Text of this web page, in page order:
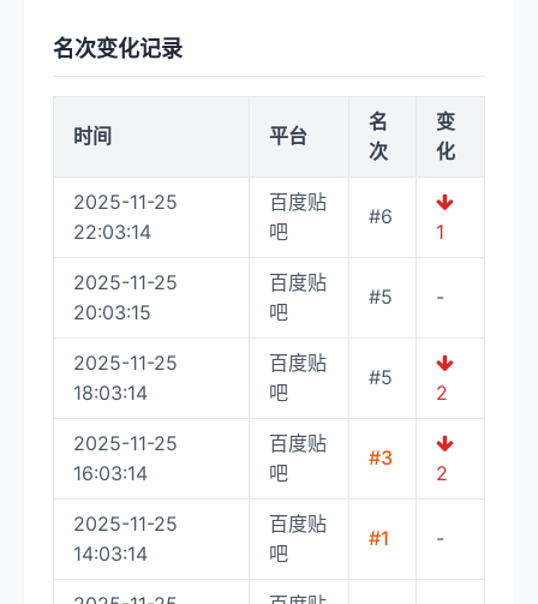
名次变化记录
时间 平台
名
次
变
化
2025-11-25
22:03:14
百度贴
吧
#6
1
2025-11-25
20:03:15
百度贴
吧
#5 -
2025-11-25
18:03:14
百度贴
吧
#5
2
2025-11-25
16:03:14
百度贴
吧
#3
2
2025-11-25
14:03:14
百度贴
吧
#1 -